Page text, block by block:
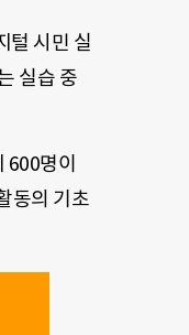
털 시민 실
실습 중
명이
동의 기초